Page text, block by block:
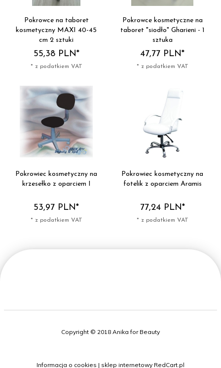
Pokrowce na taboret
kosmetyczny MAXI 40-45
cm 2 sztuki
55,38 PLN*
* z podatkiem VAT
Pokrowce kosmetyczne na
taboret "siodło" Gharieni - 1
sztuka
47,77 PLN*
* z podatkiem VAT
Pokrowiec kosmetyczny na
krzesełko z oparciem I
53,97 PLN*
* z podatkiem VAT
Pokrowiec kosmetyczny na
fotelik z oparciem Aramis
77,24 PLN*
* z podatkiem VAT
Copyright © 2018 Anika for Beauty
Informacja o cookies | sklep internetowy RedCart.pl